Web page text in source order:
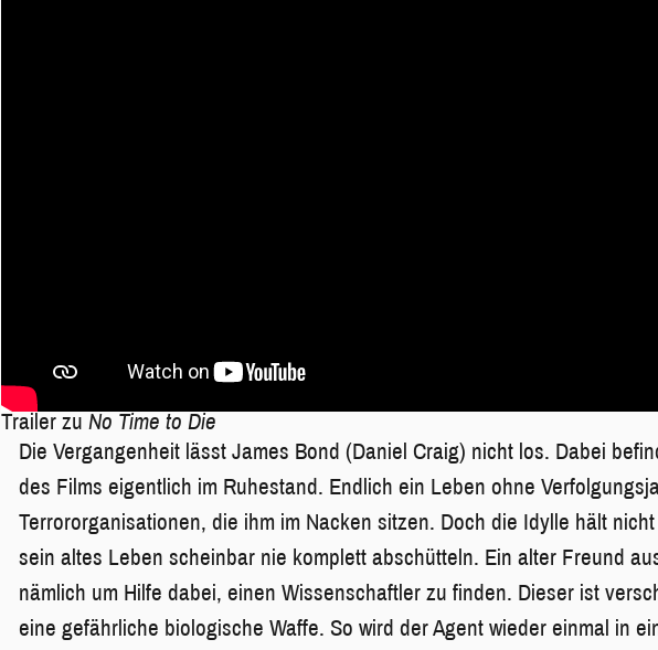
Trailer zu No Time to Die
Die Vergangenheit lässt James Bond (Daniel Craig) nicht los. Dabei
des Films eigentlich im Ruhestand. Endlich ein Leben ohne
Terrororganisationen, die ihm im Nacken sitzen. Doch die Idylle hält
sein altes Leben scheinbar nie komplett abschütteln. Ein alter Freund
nämlich um Hilfe dabei, einen Wissenschaftler zu finden. Dieser ist
eine gefährliche biologische Waffe. So wird der Agent wieder einmal in